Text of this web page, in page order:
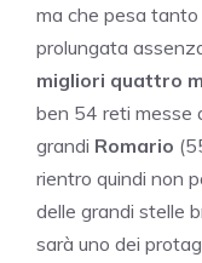
ma che pesa
prolungata
migliori quattro
ben 54 reti messe
grandi Romario
rientro quindi non
delle grandi stelle
sarà uno dei